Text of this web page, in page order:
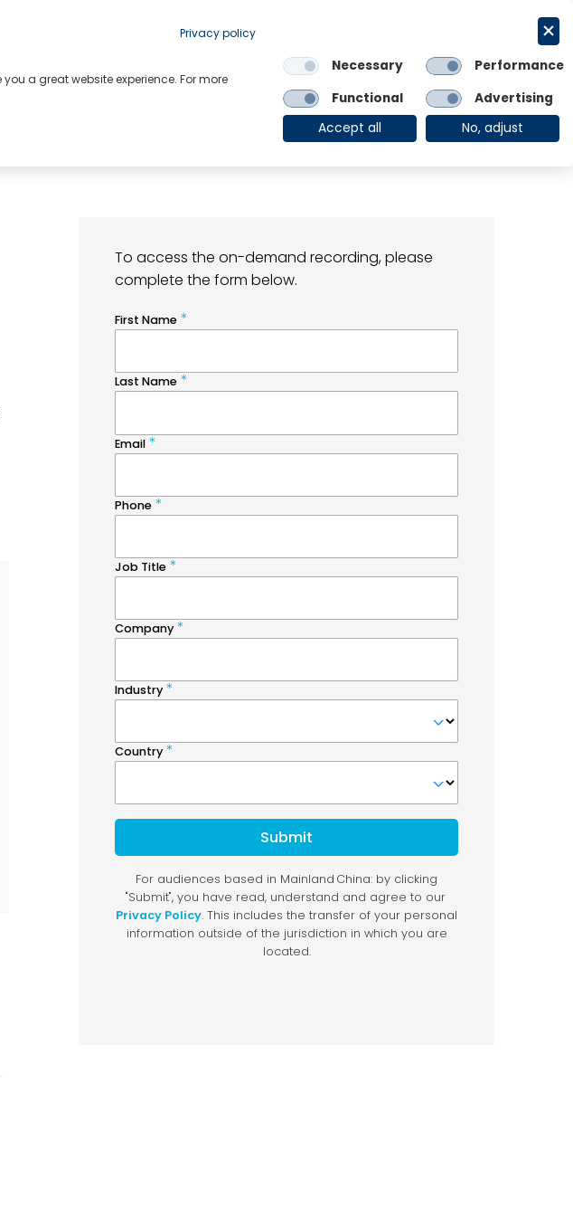
OE Group Client Login
Privacy policy
a great website experience. For more
Necessary
Performance
Functional
Advertising
Accept all
No, adjust